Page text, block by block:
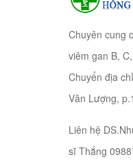
Chuyên cung
viêm gan B,
Chuyển địa
Văn Lượng,
Liên hệ
sĩ Thắng